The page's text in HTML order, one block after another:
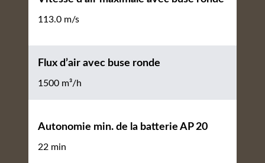
113.0 m/s
Flux d’air avec buse ronde
1500 m³/h
Autonomie min. de la batterie AP 20
22 min